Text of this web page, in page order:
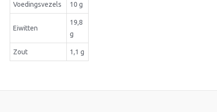
Voedingsvezels 10 g
Eiwitten
19,8
g
Zout 1,1 g